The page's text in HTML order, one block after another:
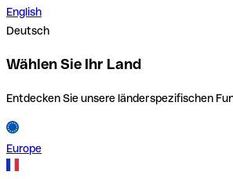
English
Deutsch
Wählen Sie Ihr Land
Entdecken Sie unsere länderspezifischen
Europe